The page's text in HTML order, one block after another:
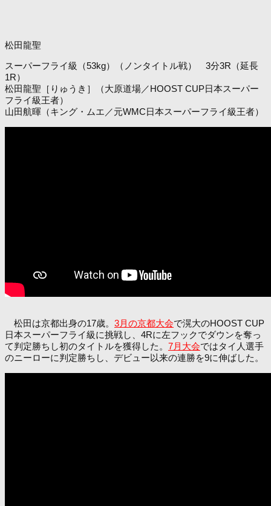
松田龍聖
スーパーフライ級（53kg）（ノンタイトル戦） 3分3R（延長
1R）
松田龍聖［りゅうき］（大原道場／HOOST CUP日本スーパー
フライ級王者）
山田航暉（キング・ムエ／元WMC日本スーパーフライ級王者）
松田は京都出身の17歳。 3月の京都大会で滉大のHOOST CUP
日本スーパーフライ級に挑戦し、4Rに左フックでダウンを奪っ
て判定勝ちし初のタイトルを獲得した。 7月大会ではタイ人選手
のニーローに判定勝ちし、デビュー以来の連勝を9に伸ばした。